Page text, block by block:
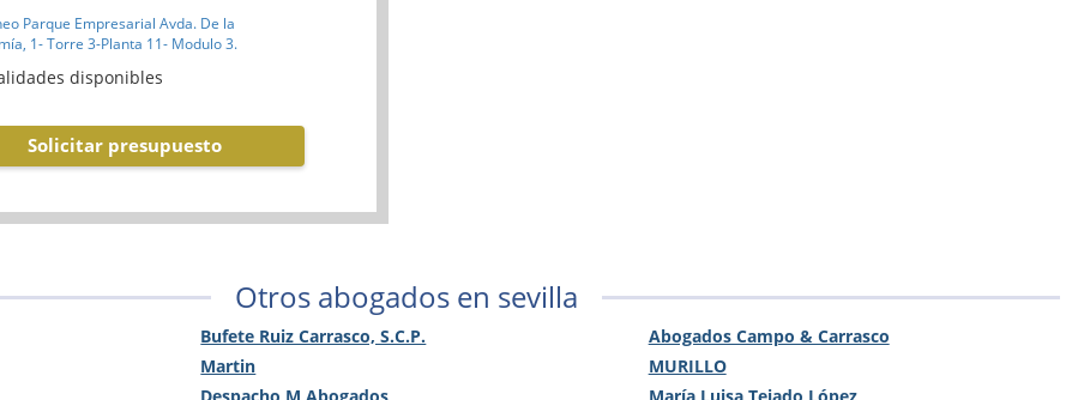
Parque Empresarial Avda. De la
1- Torre 3-Planta 11- Modulo 3.
disponibles
Solicitar presupuesto
Otros abogados en sevilla
Bufete Ruiz Carrasco, S.C.P.
Abogados Campo & Carrasco
Martin
MURILLO